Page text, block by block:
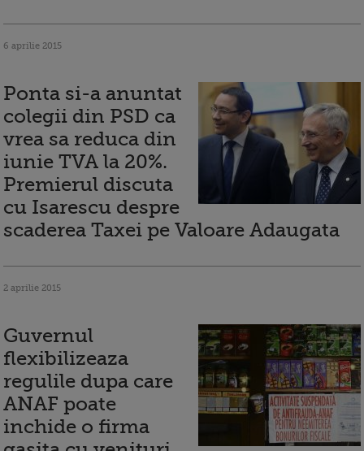
6 aprilie 2015
Ponta si-a anuntat
colegii din PSD ca
vrea sa reduca din
iunie TVA la 20%.
Premierul discuta
cu Isarescu despre
scaderea Taxei pe Valoare Adaugata
2 aprilie 2015
Guvernul
flexibilizeaza
regulile dupa care
ANAF poate
inchide o firma